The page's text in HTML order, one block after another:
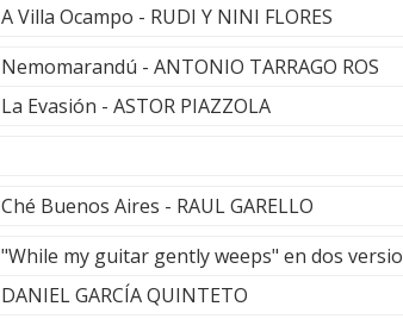
A Villa Ocampo - RUDI Y NINI FLORES
Nemomarandú - ANTONIO TARRAGO ROS
La Evasión - ASTOR PIAZZOLA
Ché Buenos Aires - RAUL GARELLO
"While my guitar gently weeps" en dos
DANIEL GARCÍA QUINTETO